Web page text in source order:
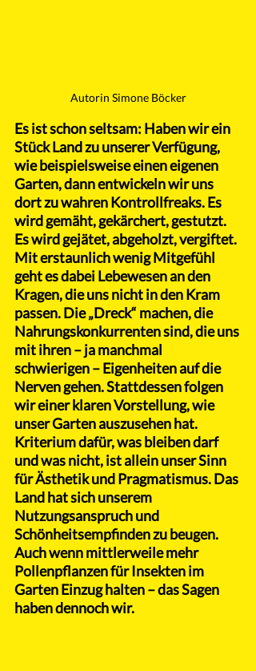
Autorin Simone Böcker
Es ist schon seltsam: Haben wir ein
Stück Land zu unserer Verfügung,
wie beispielsweise einen eigenen
Garten, dann entwickeln wir uns
dort zu wahren Kontrollfreaks. Es
wird gemäht, gekärchert, gestutzt.
Es wird gejätet, abgeholzt, vergiftet.
Mit erstaunlich wenig Mitgefühl
geht es dabei Lebewesen an den
Kragen, die uns nicht in den Kram
passen. Die „Dreck“ machen, die
Nahrungskonkurrenten sind, die uns
mit ihren – ja manchmal
schwierigen – Eigenheiten auf die
Nerven gehen. Stattdessen folgen
wir einer klaren Vorstellung, wie
unser Garten auszusehen hat.
Kriterium dafür, was bleiben darf
und was nicht, ist allein unser Sinn
für Ästhetik und Pragmatismus. Das
Land hat sich unserem
Nutzungsanspruch und
Schönheitsempfinden zu beugen.
Auch wenn mittlerweile mehr
Pollenpflanzen für Insekten im
Garten Einzug halten – das Sagen
haben dennoch wir.